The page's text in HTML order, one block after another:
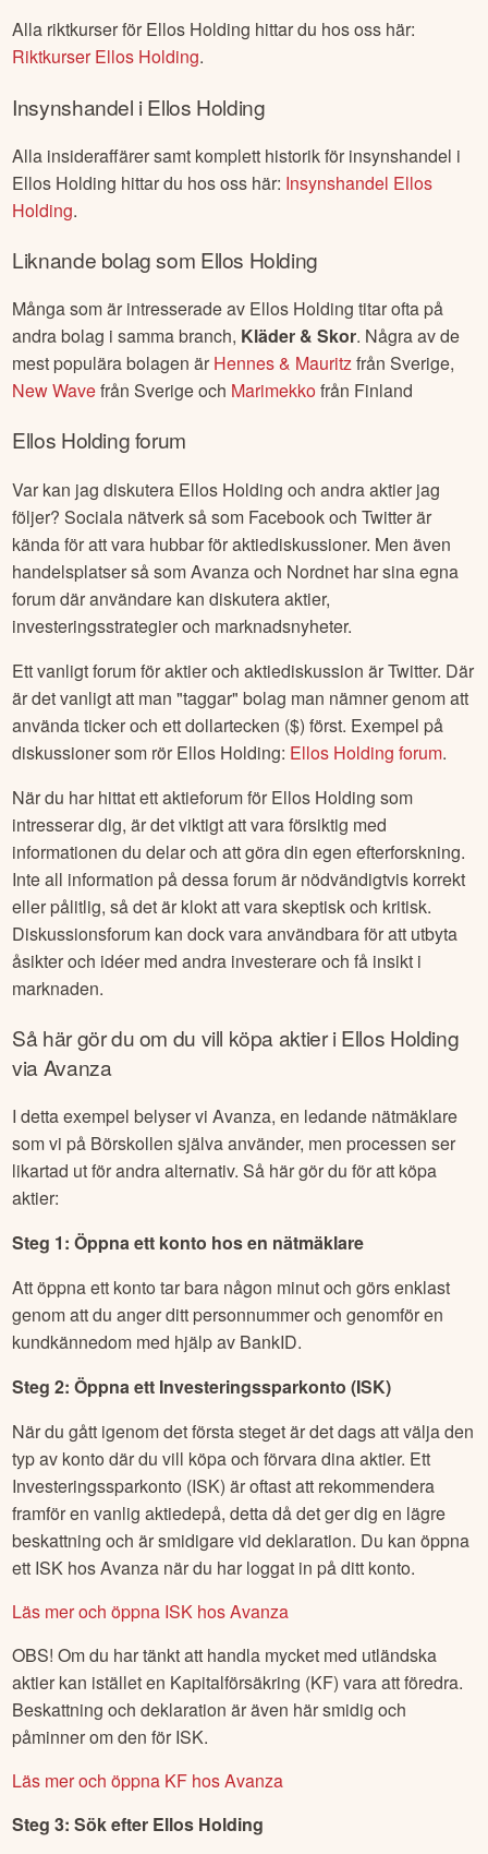
Alla riktkurser för Ellos Holding hittar du hos oss här:
RiktkurserEllos Holding.
Insynshandel iEllos Holding
Alla insideraffärer samt komplett historik för insynshandel i
Ellos Holding hittar du hos oss här: Insynshandel Ellos
Holding.
Liknande bolag som Ellos Holding
Många som är intresserade av Ellos Holding titar ofta på
andra bolag i samma branch, Kläder & Skor. Några av de
mest populära bolagen är Hennes & MauritzfrånSverige,
New WavefrånSverigeoch Marimekkofrån Finland
Ellos Holdingforum
Var kan jag diskutera Ellos Holding och andra aktier jag
följer? Sociala nätverk så som Facebook och Twitter är
kända för att vara hubbar för aktiediskussioner. Men även
handelsplatser så som Avanza och Nordnet har sina egna
forum där användare kan diskutera aktier,
investeringsstrategier och marknadsnyheter.
Ett vanligt forum för aktier och aktiediskussion är Twitter. Där
är det vanligt att man "taggar" bolag man nämner genom att
använda ticker och ett dollartecken ($) först. Exempel på
diskussioner som rör Ellos Holding: Ellos Holding forum.
När du har hittat ett aktieforum för Ellos Holding som
intresserar dig, är det viktigt att vara försiktig med
informationen du delar och att göra din egen efterforskning.
Inte all information på dessa forum är nödvändigtvis korrekt
eller pålitlig, så det är klokt att vara skeptisk och kritisk.
Diskussionsforum kan dock vara användbara för att utbyta
åsikter och idéer med andra investerare och få insikt i
marknaden.
Så här gör du om du vill köpa aktier iEllos Holding
via Avanza
I detta exempel belyser vi Avanza, en ledande nätmäklare
som vi på Börskollen själva använder, men processen ser
likartad ut för andra alternativ. Så här gör du för att köpa
aktier:
Steg 1: Öppna ett konto hos en nätmäklare
Att öppna ett konto tar bara någon minut och görs enklast
genom att du anger ditt personnummer och genomför en
kundkännedom med hjälp av BankID.
Steg 2: Öppna ett Investeringssparkonto (ISK)
När du gått igenom det första steget är det dags att välja den
typ av konto där du vill köpa och förvara dina aktier. Ett
Investeringssparkonto (ISK) är oftast att rekommendera
framför en vanlig aktiedepå, detta då det ger dig en lägre
beskattning och är smidigare vid deklaration. Du kan öppna
ett ISK hos Avanza när du har loggat in på ditt konto.
Läs mer och öppna ISK hos Avanza
OBS! Om du har tänkt att handla mycket med utländska
aktier kan istället en Kapitalförsäkring (KF) vara att föredra.
Beskattning och deklaration är även här smidig och
påminner om den för ISK.
Läs mer och öppna KF hos Avanza
Steg 3: Sök efter Ellos Holding